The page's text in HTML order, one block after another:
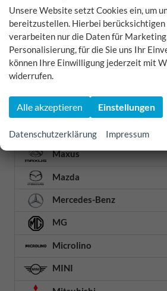
Kia
Lamborghini
Land Rover
Lynk & Co
MAN
Maxus
Mazda
Mercedes-Benz
MG
Microlino
MINI
Unsere Website setzt Cookies ein, um
bereitzustellen. Hierbei
verarbeiten nur die Daten für
Personalisierung, für die Sie uns Ihr
können Ihre Einwilligung jederzeit mit
widerrufen.
Alle akzeptieren Einstellungen
Datenschutzerklärung Impressum